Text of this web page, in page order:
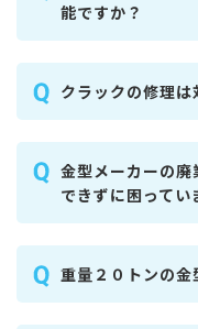
能ですか？
クラックの修理は
金型メーカーの廃
できずに困ってい
重量２０トンの金